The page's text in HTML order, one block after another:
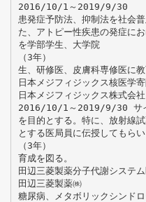
2016/10/1～2019/9/30
患発症予防法、抑制法を社会
た、アトピー性疾患の発症に
を学部学生、大学院
（3年）
生、研修医、皮膚科専修医に
日本メジフィジックス核医学
日本メジフィジックス株式会社
2016/10/1～2019/9/30 サイ
を目的とする。特に、放射線
とする医局員に伝授してもら
（3年）
育成を図る。
田辺三菱製薬分子代謝システ
田辺三菱製薬㈱
糖尿病、メタボリックシンド